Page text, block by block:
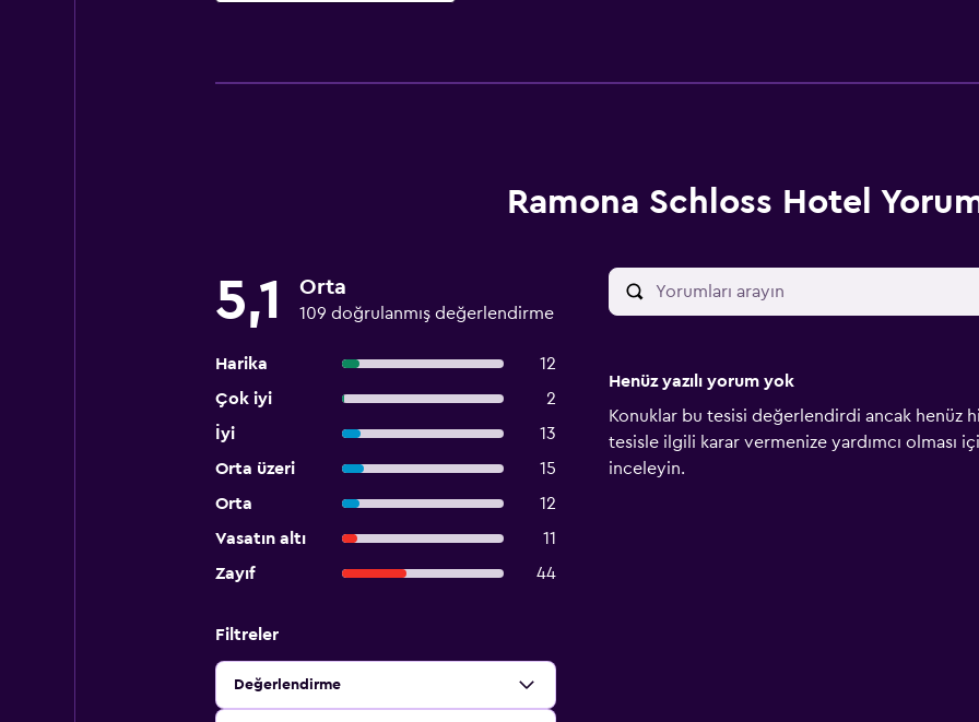
Ramona Schloss Hotel
5,1 Orta
109 doğrulanmış değerlendirme
Harika
12
Çok iyi
2
İyi
13
Orta üzeri
15
Orta
12
Vasatın altı
11
Zayıf
44
Filtreler
Değerlendirme
Henüz yazılı yorum yok
Konuklar bu tesisi değerlendirdi ancak henüz
tesisle ilgili karar vermenize yardımcı olması
inceleyin.